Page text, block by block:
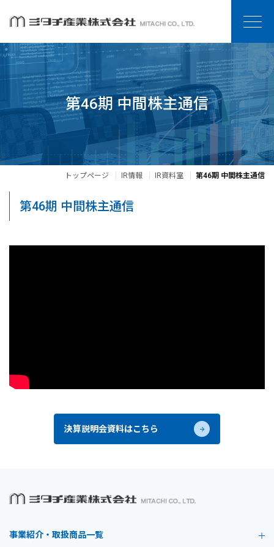
第46期 中間株主通信
トップページ IR情報 IR資料室 第46期 中間株主通信
第46期 中間株主通信
決算説明会資料はこちら
事業紹介・取扱商品一覧